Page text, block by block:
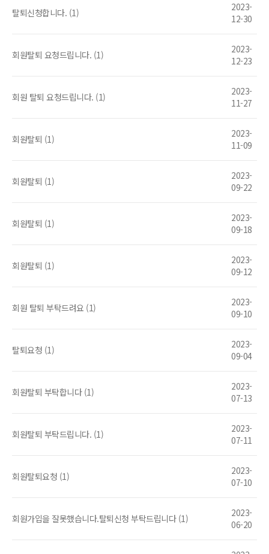
탈퇴신청합니다. (1)
2023-
12-30
회원탈퇴 요청드립니다. (1)
2023-
12-23
회원 탈퇴 요청드립니다. (1)
2023-
11-27
회원탈퇴 (1)
2023-
11-09
회원탈퇴 (1)
2023-
09-22
회원탈퇴 (1)
2023-
09-18
회원탈퇴 (1)
2023-
09-12
회원 탈퇴 부탁드려요 (1)
2023-
09-10
탈퇴요청 (1)
2023-
09-04
회원탈퇴 부탁합니다 (1)
2023-
07-13
회원탈퇴 부탁드립니다. (1)
2023-
07-11
회원탈퇴요청 (1)
2023-
07-10
회원가입을 잘못했습니다.탈퇴신청 부탁드립니다 (1)
2023-
06-20